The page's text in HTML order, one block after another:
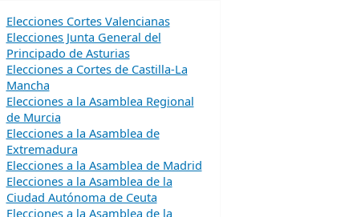
Elecciones Cortes Valencianas
Elecciones Junta General del
Principado de Asturias
Elecciones a Cortes de Castilla-La
Mancha
Elecciones a la Asamblea Regional
de Murcia
Elecciones a la Asamblea de
Extremadura
Elecciones a la Asamblea de Madrid
Elecciones a la Asamblea de la
Ciudad Autónoma de Ceuta
Elecciones a la Asamblea de la